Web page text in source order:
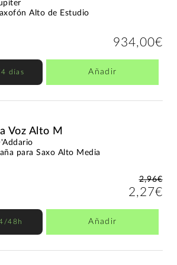
Alto de Estudio
934,00€
días Añadir
Voz Alto M
para Saxo Alto Media
2,96€
2,27€
48h Añadir